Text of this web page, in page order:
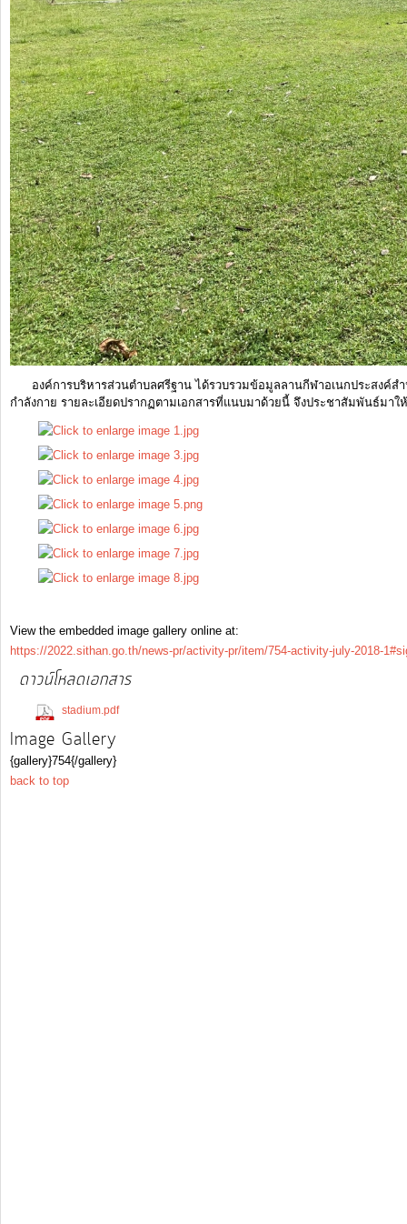
การ
จัดการ
ความ
รู้
ท้อง
ถิ่น
ของ
เรา
แสดง
ความ
คิด
เห็น/
ร้อง
เรียน
องค์การบริหารส่วนตำบลศรีฐาน ได้รวบรวมข้อมูลลานกีฬาอเนกประสงค์สำ
กำลังกาย รายละเอียดปรากฏตามเอกสารที่แนบมาด้วยนี้ จึงประชาสัมพันธ์มาใ
View the embedded image gallery online at:
https://2022.sithan.go.th/news-pr/activity-pr/item/754-activity-july-2018-
ดาวน์โหลดเอกสาร
stadium.pdf
Image Gallery
{gallery}754{/gallery}
back to top